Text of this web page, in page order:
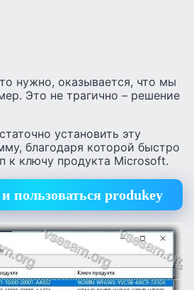
нужно, оказывается, что мы
Это не трагично – решение
установить эту
благодаря которой быстро
к ключу продукта Microsoft.
пользоваться produkey